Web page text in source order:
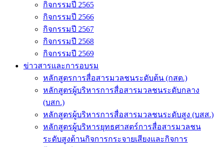
กิจกรรมปี 2565
กิจกรรมปี 2566
กิจกรรมปี 2567
กิจกรรมปี 2568
กิจกรรมปี 2569
ข่าวสารและการอบรม
หลักสูตรการสื่อสารมวลชนระดับต้น (กสต.)
หลักสูตรผู้บริหารการสื่อสารมวลชนระดับกลาง
(บสก.)
หลักสูตรผู้บริหารการสื่อสารมวลชนระดับสูง (บสส.)
หลักสูตรผู้บริหารยุทธศาสตร์การสื่อสารมวลชน
ระดับสูงด้านกิจการกระจายเสียงและกิจการ